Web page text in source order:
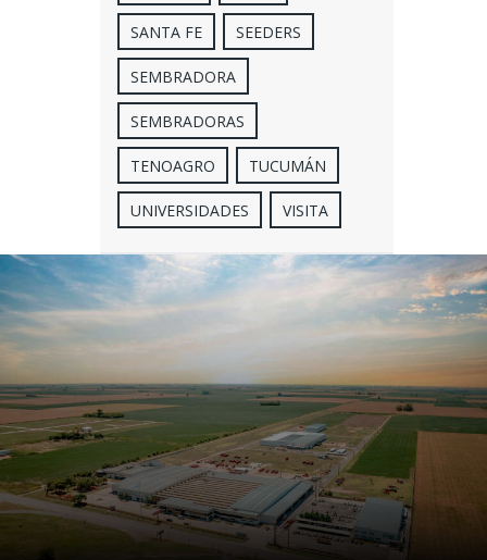
SANTA FE SEEDERS
SEMBRADORA
SEMBRADORAS
TENOAGRO TUCUMÁN
UNIVERSIDADES VISITA